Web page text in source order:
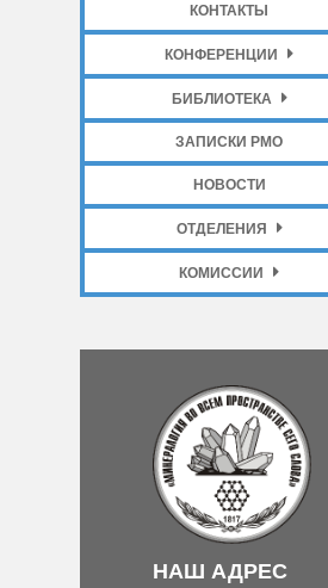
КОНТАКТЫ
КОНФЕРЕНЦИИ
БИБЛИОТЕКА
ЗАПИСКИ РМО
НОВОСТИ
ОТДЕЛЕНИЯ
КОМИССИИ
НАШ АДРЕС